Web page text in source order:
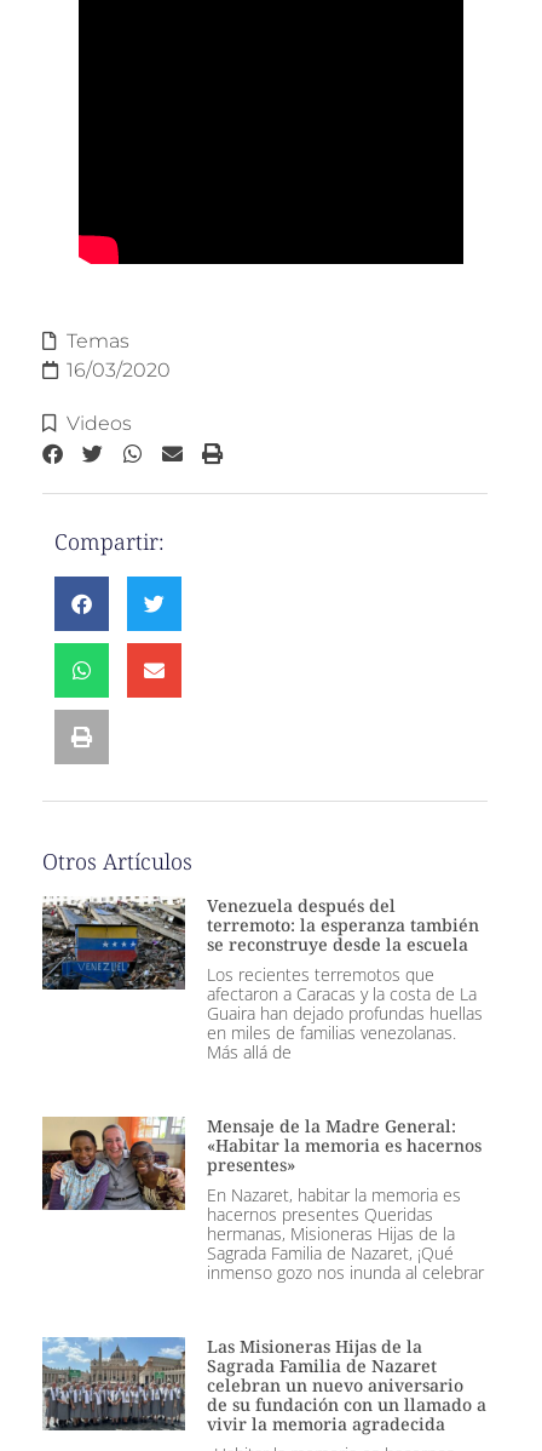
Temas
16/03/2020
Videos
Compartir:
Otros Artículos
Venezuela después del
terremoto: la esperanza también
se reconstruye desde la escuela
Los recientes terremotos que
afectaron a Caracas y la costa de La
Guaira han dejado profundas huellas
en miles de familias venezolanas.
Más allá de
Mensaje de la Madre General:
«Habitar la memoria es hacernos
presentes»
En Nazaret, habitar la memoria es
hacernos presentes Queridas
hermanas, Misioneras Hijas de la
Sagrada Familia de Nazaret, ¡Qué
inmenso gozo nos inunda al celebrar
Las Misioneras Hijas de la
Sagrada Familia de Nazaret
celebran un nuevo aniversario
de su fundación con un llamado a
vivir la memoria agradecida